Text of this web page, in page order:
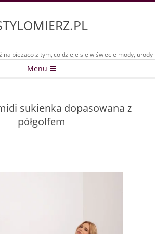
na bieżąco z tym, co dzieje się w świecie mody, urody
Menu
sukienka dopasowana z
półgolfem